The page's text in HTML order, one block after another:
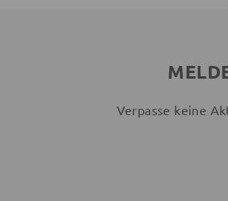
Verpasse keine